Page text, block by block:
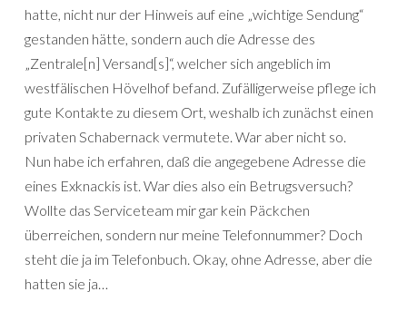
hatte, nicht nur der Hinweis auf eine „wichtige Sendung“
gestanden hätte, sondern auch die Adresse des
„Zentrale[n] Versand[s]“, welcher sich angeblich im
westfälischen Hövelhof befand. Zufälligerweise pflege ich
gute Kontakte zu diesem Ort, weshalb ich zunächst einen
privaten Schabernack vermutete. War aber nicht so.
Nun habe ich erfahren, daß die angegebene Adresse die
eines Exknackis ist. War dies also ein Betrugsversuch?
Wollte das Serviceteam mir gar kein Päckchen
überreichen, sondern nur meine Telefonnummer? Doch
steht die ja im Telefonbuch. Okay, ohne Adresse, aber die
hatten sie ja…